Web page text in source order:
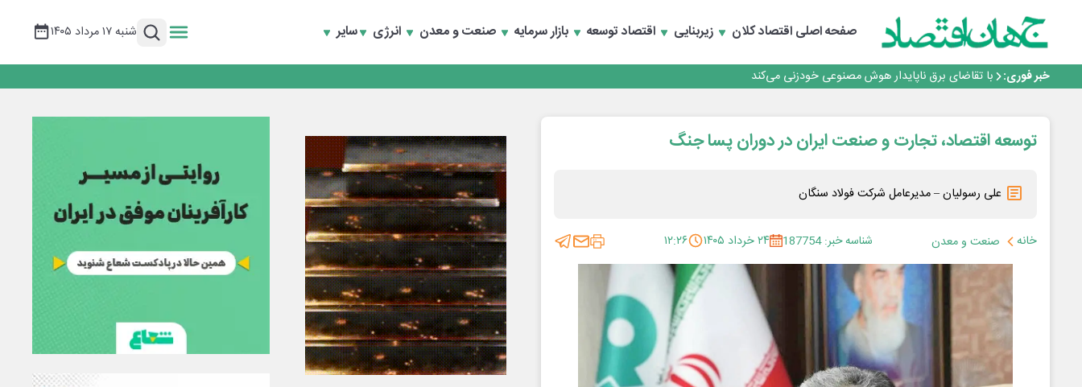
صفحه اصلیاقتصاد کلان زیربنایی اقتصاد توسعه بازار سرمایه صنعت و معدن انرژی سایر شنبه ۱۷ مرداد ۱۴۰۵
خبر فوری:
اینوتکس امسال با مدل جدید برگزار می‌شود
رگولاتوری: اعمال ضریب ۲.۷ برای اینترنت بین‌الملل صحت ندارد
با تقاضای برق ناپایدار هوش مصنوعی خودزنی می‌کند
یک اشتباه کلاد، تمام اطلاعات کاربر را به باد داد
اینوتکس امسال با مدل جدید برگزار می‌شود
توسعه اقتصاد، تجارت و صنعت ایران در دوران پسا جنگ
علی رسولیان – مدیرعامل شرکت فولاد سنگان
خانه صنعت و معدن شناسه خبر: 187754 ۲۴ خرداد ۱۴۰۵ ۱۲:۲۶